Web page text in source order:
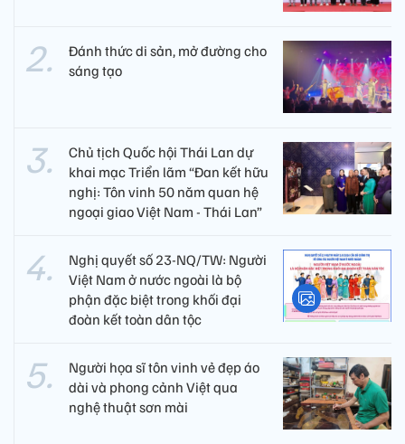
Đánh thức di sản, mở đường cho
sáng tạo
Chủ tịch Quốc hội Thái Lan dự
khai mạc Triển lãm “Đan kết hữu
nghị: Tôn vinh 50 năm quan hệ
ngoại giao Việt Nam - Thái Lan”
Nghị quyết số 23-NQ/TW: Người
Việt Nam ở nước ngoài là bộ
phận đặc biệt trong khối đại
đoàn kết toàn dân tộc
Người họa sĩ tôn vinh vẻ đẹp áo
dài và phong cảnh Việt qua
nghệ thuật sơn mài